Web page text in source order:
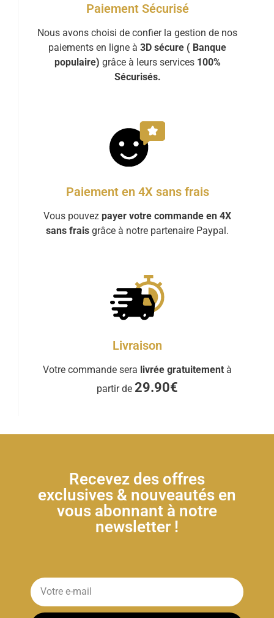
Paiement Sécurisé
Nous avons choisi de confier la gestion de nos
paiements en ligne à 3D sécure ( Banque
populaire) grâce à leurs services 100%
Sécurisés.
Paiement en 4X sans frais
Vous pouvez payer votre commande en 4X
sans frais grâce à notre partenaire Paypal.
Livraison
Votre commande sera livrée gratuitement à
partir de 29.90€
Recevez des offres
exclusives & nouveautés en
vous abonnant à notre
newsletter !